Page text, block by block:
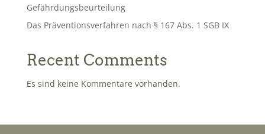
Gefährdungsbeurteilung
Das Präventionsverfahren nach § 167 Abs. 1 SGB IX
Recent Comments
Es sind keine Kommentare vorhanden.